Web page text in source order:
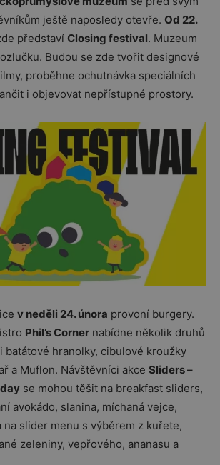
ještě naposledy otevře. Od 22.
představí Closing festival. Muzeum
Budou se zde tvořit designové
proběhne ochutnávka speciálních
i objevovat nepřístupné prostory.
v neděli 24. února provoní burgery.
Phil’s Corner nabídne několik druhů
batátové hranolky, cibulové kroužky
a Muflon. Návštěvníci akce Sliders –
se mohou těšit na breakfast sliders,
avokádo, slanina, míchaná vejce,
na slider menu s výběrem z kuřete,
zeleniny, vepřového, ananasu a